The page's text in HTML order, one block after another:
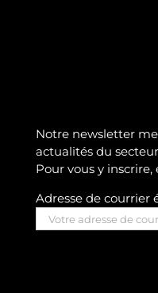
Notre newsletter
actualités du
Pour vous y
Adresse de courrier